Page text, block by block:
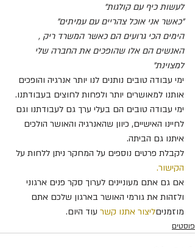
לעשות כיף עם קולגות"
"כאשר אני אוכל צהריים עם עמיתים"
הימים הכי גרועים הם כאשר המשרד ריק ,
האנשים הם אלו שהופכים את החברה שלי
למצוינת"
ימי עבודה טובים נותנים לנו יותר אנרגיה והופכים
אותנו למאושרים יותר ולפחות לחוצים בעבודתנו.
ימי עבודה טובים הם בעלי ערך גם לעבודתנו וגם
לחיינו האישיים, כיוון שהאנרגיה והאושר הולכים
איתנו גם הביתה.
לקבלת פרטים נוספים על המחקר ניתן ללחות על
הקישור.
אם גם אתם מעוניינים לערוך סקר פנים ארגוני
ולזהות את גורמי האושר בארגון שלכם אתם
מוזמניםליצור אתנו קשר עוד היום.
פוסטים